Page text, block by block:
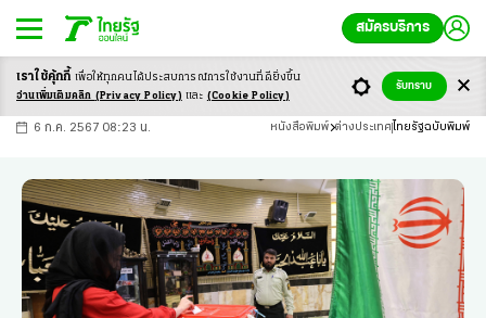
สมัครบริการ
-ก ก ก+
6 ก.ค. 2567 08:23 น. หนังสือพิมพ์ ต่างประเทศ ไทยรัฐฉบับพิมพ์
เราใช้คุ้กกี้ เพื่อให้ทุกคนได้ประสบการณ์การใช้งานที่ดียิ่งขึ้น
อ่านเพิ่มเติมคลิก (Privacy Policy) และ (Cookie Policy)
รับทราบ